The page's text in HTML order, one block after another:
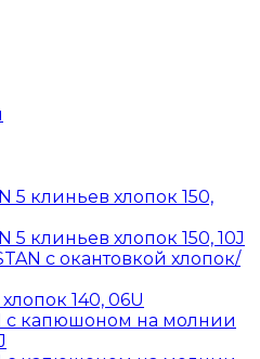
5 клиньев хлопок 150,
5 клиньев хлопок 150, 10J
с окантовкой хлопок/
140, 06U
с капюшоном на молнии